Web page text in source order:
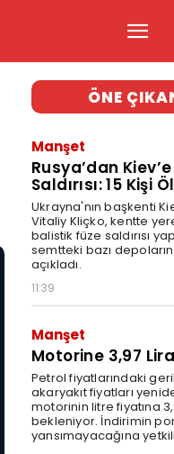
ÖNE
Manşet
Rusya’dan
Saldırısı: 15 Kişi
Ukrayna'nın başkenti
Vitaliy Kliçko, kentte
balistik füze saldırısı
semtteki bazı
açıkladı.
11:39
Manşet
Motorine 3,97
Petrol fiyatlarındaki
akaryakıt fiyatları
motorinin litre fiyatına
bekleniyor. İndirimin
yansımayacağına